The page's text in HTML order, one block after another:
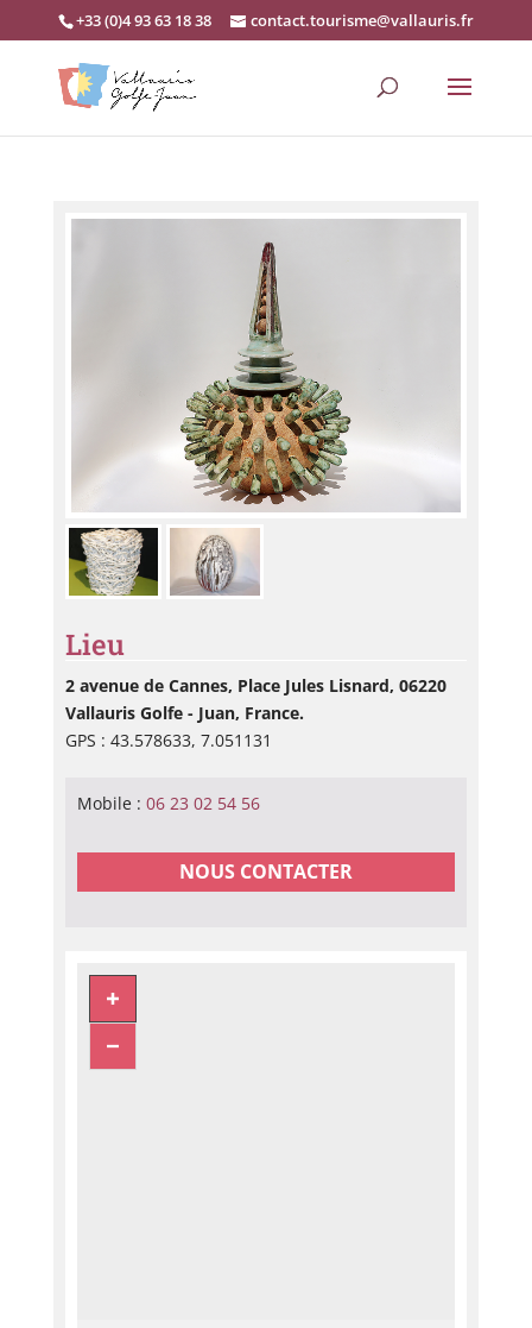
+33 (0)4 93 63 18 38 contact.tourisme@vallauris.fr
Lieu
2 avenue de Cannes, Place Jules Lisnard, 06220
Vallauris Golfe - Juan, France.
GPS : 43.578633, 7.051131
Mobile : 06 23 02 54 56
NOUS CONTACTER